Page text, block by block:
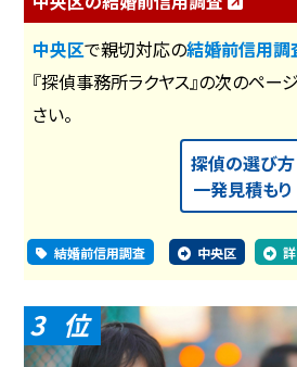
中央区で親切対応の結婚前信用調
『探偵事務所ラクヤス』の次のペー
さい。
探偵の選び方
一発見積もり
結婚前信用調査 中央区
3